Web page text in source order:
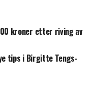
kroner etter riving av
tips i Birgitte Tengs-